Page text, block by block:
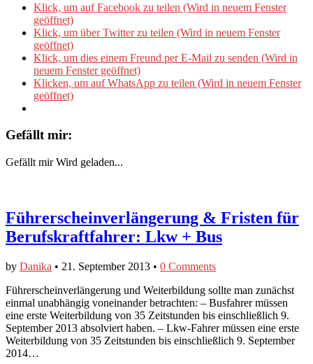
Klick, um auf Facebook zu teilen (Wird in neuem Fenster
geöffnet)
Klick, um über Twitter zu teilen (Wird in neuem Fenster
geöffnet)
Klick, um dies einem Freund per E-Mail zu senden (Wird in
neuem Fenster geöffnet)
Klicken, um auf WhatsApp zu teilen (Wird in neuem Fenster
geöffnet)
Gefällt mir:
Gefällt mir Wird geladen...
Führerscheinverlängerung & Fristen für
Berufskraftfahrer: Lkw + Bus
by Danika • 21. September 2013 • 0 Comments
Führerscheinverlängerung und Weiterbildung sollte man zunächst
einmal unabhängig voneinander betrachten: – Busfahrer müssen
eine erste Weiterbildung von 35 Zeitstunden bis einschließlich 9.
September 2013 absolviert haben. – Lkw-Fahrer müssen eine erste
Weiterbildung von 35 Zeitstunden bis einschließlich 9. September
2014…